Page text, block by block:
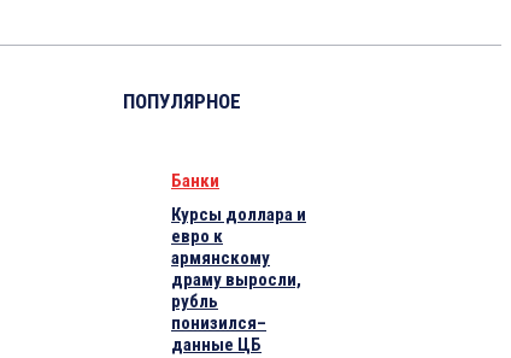
ПОПУЛЯРНОЕ
Банки
Курсы доллара и
евро к
армянскому
драму выросли,
рубль
понизился–
данные ЦБ